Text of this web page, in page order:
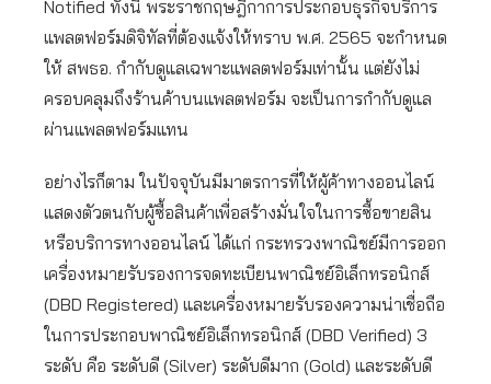
Notified ทั้งนี้ พระราชกฤษฎีกาการประกอบธุรกิจบริการ
แพลตฟอร์มดิจิทัลที่ต้องแจ้งให้ทราบ พ.ศ. 2565 จะกำหนด
ให้ สพธอ. กำกับดูแลเฉพาะแพลตฟอร์มเท่านั้น แต่ยังไม่
ครอบคลุมถึงร้านค้าบนแพลตฟอร์ม จะเป็นการกำกับดูแล
ผ่านแพลตฟอร์มแทน
อย่างไรก็ตาม ในปัจจุบันมีมาตรการที่ให้ผู้ค้าทางออนไลน์
แสดงตัวตนกับผู้ซื้อสินค้าเพื่อสร้างมั่นใจในการซื้อขายสิน
หรือบริการทางออนไลน์ ได้แก่ กระทรวงพาณิชย์มีการออก
เครื่องหมายรับรองการจดทะเบียนพาณิชย์อิเล็กทรอนิกส์
(DBD Registered) และเครื่องหมายรับรองความน่าเชื่อถือ
ในการประกอบพาณิชย์อิเล็กทรอนิกส์ (DBD Verified) 3
ระดับ คือ ระดับดี (Silver) ระดับดีมาก (Gold) และระดับดี